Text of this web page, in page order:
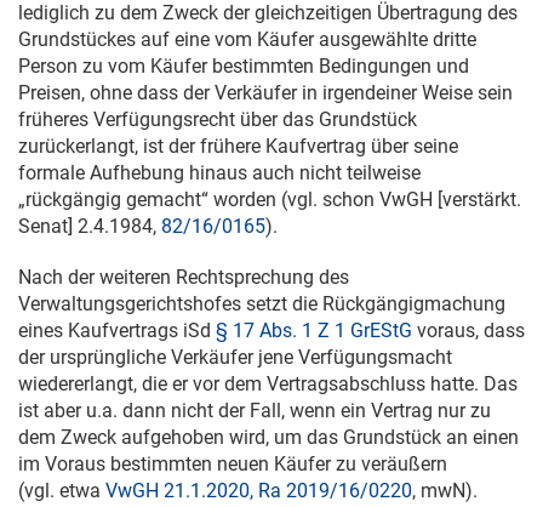
lediglich zu dem Zweck der gleichzeitigen Übertragung des
Grundstückes auf eine vom Käufer ausgewählte dritte
Person zu vom Käufer bestimmten Bedingungen und
Preisen, ohne dass der Verkäufer in irgendeiner Weise sein
früheres Verfügungsrecht über das Grundstück
zurückerlangt, ist der frühere Kaufvertrag über seine
formale Aufhebung hinaus auch nicht teilweise
„rückgängig gemacht“ worden (vgl. schon VwGH [verstärkt.
Senat] 2.4.1984, 82/16/0165).
Nach der weiteren Rechtsprechung des
Verwaltungsgerichtshofes setzt die Rückgängigmachung
eines Kaufvertrags iSd § 17 Abs. 1 Z 1 GrEStG voraus, dass
der ursprüngliche Verkäufer jene Verfügungsmacht
wiedererlangt, die er vor dem Vertragsabschluss hatte. Das
ist aber u.a. dann nicht der Fall, wenn ein Vertrag nur zu
dem Zweck aufgehoben wird, um das Grundstück an einen
im Voraus bestimmten neuen Käufer zu veräußern
(vgl. etwa VwGH 21.1.2020, Ra 2019/16/0220, mwN).